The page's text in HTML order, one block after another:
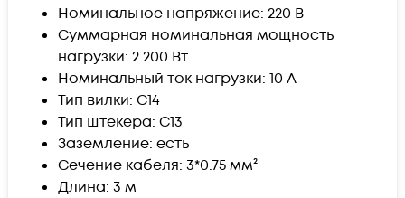
Номинальное напряжение: 220 B
Суммарная номинальная мощность
нагрузки: 2 200 Вт
Номинальный ток нагрузки: 10 А
Тип вилки: C14
Тип штекера: C13
Заземление: есть
Сечение кабеля: 3*0.75 мм²
Длина: 3 м